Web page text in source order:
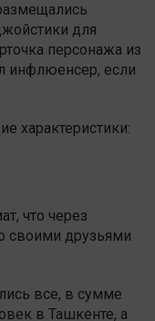
для
персонажа из
инфлюенсер, если
характеристики:
что через
своими друзьями
все, в сумме
в Ташкенте, а